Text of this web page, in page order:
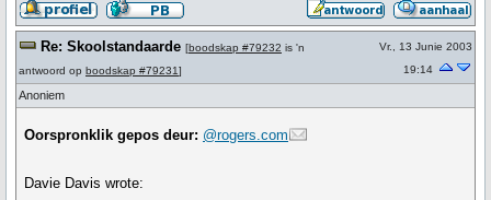
Re: Skoolstandaarde [boodskap #79232 is 'n
antwoord op boodskap #79231]
Vr., 13 Junie 2003
19:14
Anoniem
Oorspronklik gepos deur: @rogers.com
Davie Davis wrote: